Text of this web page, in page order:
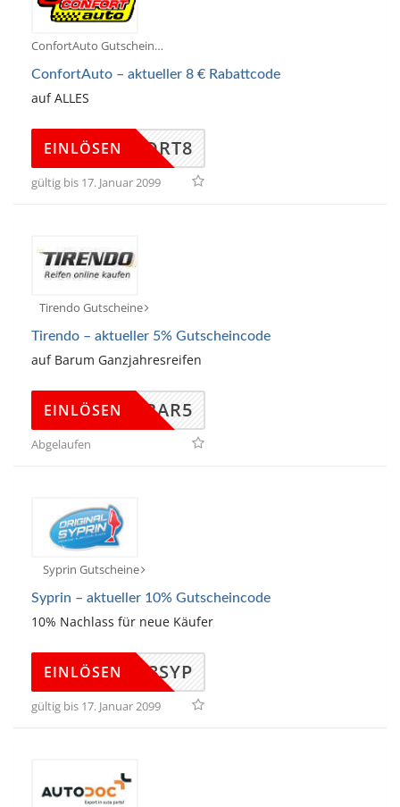
ConfortAuto Gutscheine
ConfortAuto – aktueller 8 € Rabattcode
auf ALLES
CONFORT8
EINLÖSEN
gültig bis 17. Januar 2099
Tirendo Gutscheine
Tirendo – aktueller 5% Gutscheincode
auf Barum Ganzjahresreifen
DTDEBAR5
EINLÖSEN
Abgelaufen
Syprin Gutscheine
Syprin – aktueller 10% Gutscheincode
10% Nachlass für neue Käufer
TR123SYP
EINLÖSEN
gültig bis 17. Januar 2099